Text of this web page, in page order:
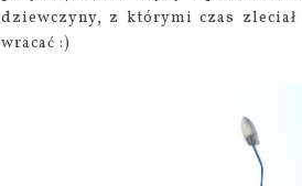
dziewczyny, z którymi czas
wracać :)